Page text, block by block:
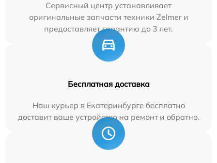
Сервисный центр устанавливает
оригинальные запчасти техники Zelmer и
предоставляет гарантию до 3 лет.
Бесплатная доставка
Наш курьер в Екатеринбурге бесплатно
доставит ваше устройство на ремонт и обратно.